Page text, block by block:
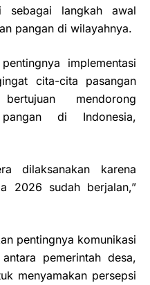
sebagai langkah awal
pangan di wilayahnya.
implementasi
cita-cita pasangan
mendorong
di Indonesia,
dilaksanakan karena
2026 sudah berjalan,”
pentingnya komunikasi
pemerintah desa,
menyamakan persepsi